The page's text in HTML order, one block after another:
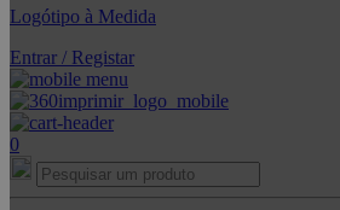
Logótipo à Medida
Entrar / Registar
0